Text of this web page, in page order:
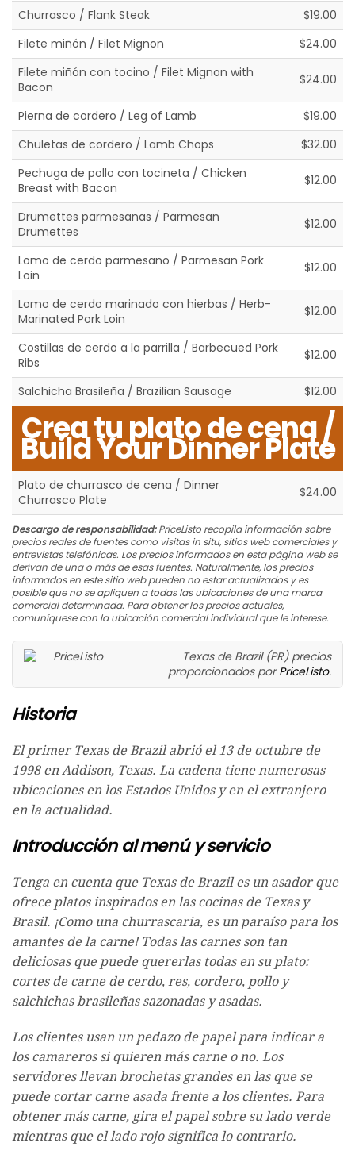
Churrasco / Flank Steak
$19.00
Filete miñón / Filet Mignon
$24.00
Filete miñón con tocino / Filet Mignon with
Bacon
$24.00
Pierna de cordero / Leg of Lamb
$19.00
Chuletas de cordero / Lamb Chops
$32.00
Pechuga de pollo con tocineta / Chicken
Breast with Bacon
$12.00
Drumettes parmesanas / Parmesan
Drumettes
$12.00
Lomo de cerdo parmesano / Parmesan Pork
Loin
$12.00
Lomo de cerdo marinado con hierbas / Herb-
Marinated Pork Loin
$12.00
Costillas de cerdo a la parrilla / Barbecued Pork
Ribs
$12.00
Salchicha Brasileña / Brazilian Sausage $12.00
Crea tu plato de cena /
Build Your Dinner Plate
Plato de churrasco de cena / Dinner
Churrasco Plate
$24.00
Descargo de responsabilidad:PriceListo recopila información sobre
precios reales de fuentes como visitas in situ, sitios web comerciales y
entrevistas telefónicas. Los precios informados en esta página web se
derivan de una o más de esas fuentes. Naturalmente, los precios
informados en este sitio web pueden no estar actualizados y es
posible que no se apliquen a todas las ubicaciones de una marca
comercial determinada. Para obtener los precios actuales,
comuníquese con la ubicación comercial individual que le interese.
Texas de Brazil (PR) precios
proporcionados porPriceListo.
Historia
El primer Texas de Brazil abrió el 13 de octubre de
1998 en Addison, Texas. La cadena tiene numerosas
ubicaciones en los Estados Unidos y en el extranjero
en la actualidad.
Introducción al menú y servicio
Tenga en cuenta que Texas de Brazil es un asador que
ofrece platos inspirados en las cocinas de Texas y
Brasil. ¡Como una churrascaria, es un paraíso para los
amantes de la carne! Todas las carnes son tan
deliciosas que puede quererlas todas en su plato:
cortes de carne de cerdo, res, cordero, pollo y
salchichas brasileñas sazonadas y asadas.
Los clientes usan un pedazo de papel para indicar a
los camareros si quieren más carne o no. Los
servidores llevan brochetas grandes en las que se
puede cortar carne asada frente a los clientes. Para
obtener más carne, gira el papel sobre su lado verde
mientras que el lado rojo significa lo contrario.